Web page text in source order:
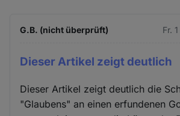
G.B. (nicht überprüft) Fr.
Dieser Artikel zeigt deutlich
Dieser Artikel zeigt deutlich die
"Glaubens" an einen erfundenen